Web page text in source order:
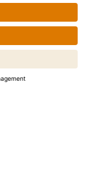
van Kikkoman
– 2026
Germany
kantongerecht